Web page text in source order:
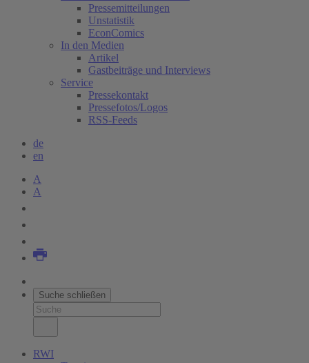
Pressemitteilungen
Unstatistik
EconComics
In den Medien
Artikel
Gastbeiträge und Interviews
Service
Pressekontakt
Pressefotos/Logos
RSS-Feeds
de
en
A
A
Suche schließen
RWI